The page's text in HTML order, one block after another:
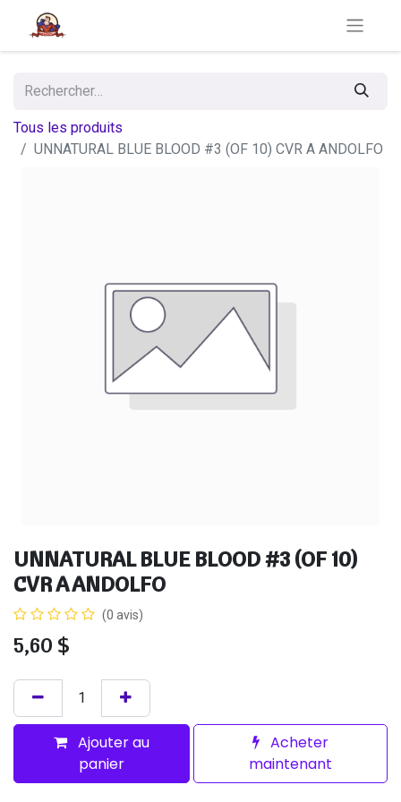
Tous les produits
UNNATURAL BLUE BLOOD #3 (OF 10) CVR A ANDOLFO
UNNATURAL BLUE BLOOD #3 (OF 10)
CVR A ANDOLFO
(0 avis)
5,60 $
Ajouter au
panier
Acheter
maintenant